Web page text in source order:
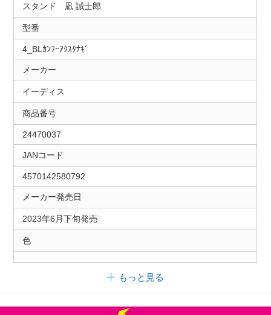
スタンド 凪 誠士郎
型番
4_BLｶﾝﾌｰｱｸｽﾀﾅｷﾞ
メーカー
イーディス
商品番号
24470037
JANコード
4570142580792
メーカー発売日
2023年6月下旬発売
色
もっと見る